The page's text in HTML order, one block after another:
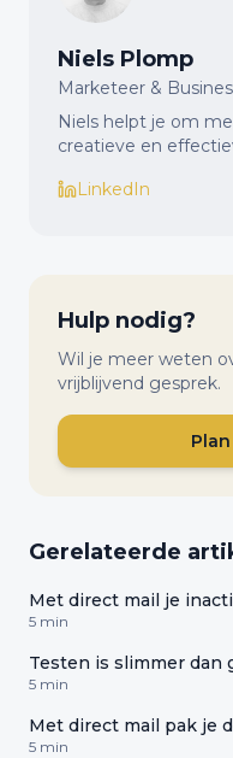
Niels Plomp
Marketeer &
Niels helpt je om
creatieve en
LinkedIn
Hulp nodig?
Wil je meer weten
vrijblijvend gesprek.
Gerelateerde
Met direct mail je
5 min
Testen is slimmer dan
5 min
Met direct mail pak je
5 min